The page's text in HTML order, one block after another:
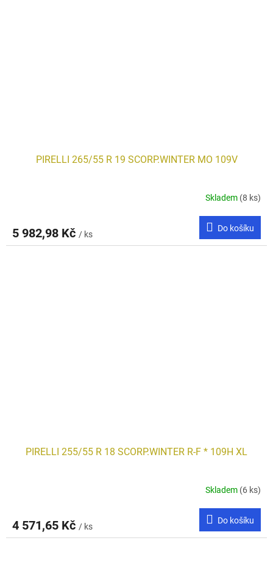
PIRELLI 265/55 R 19 SCORP.WINTER MO 109V
Skladem (8 ks)
5 982,98 Kč / ks
Do košíku
PIRELLI 255/55 R 18 SCORP.WINTER R-F * 109H XL
Skladem (6 ks)
4 571,65 Kč / ks
Do košíku